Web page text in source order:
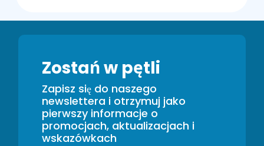
Zostań w pętli
Zapisz się do naszego
newslettera i otrzymuj jako
pierwszy informacje o
promocjach, aktualizacjach i
wskazówkach